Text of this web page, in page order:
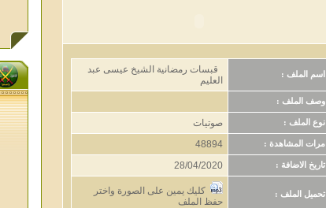
اسم الملف :
قبسات رمضانية الشيخ عيسى عبد
العليم
وصف الملف :
نوع الملف : صوتيات
مرات المشاهدة : 48894
تاريخ الاضافة : 28/04/2020
تحميل الملف :
كليك يمين على الصورة واختر
حفظ الملف